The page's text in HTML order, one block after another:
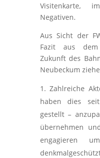
Visitenkarte,
Negativen.
Aus Sicht der
Fazit aus dem
Zukunft des
Neubeckum
Zahlreiche
haben dies
gestellt –
übernehmen
engagieren